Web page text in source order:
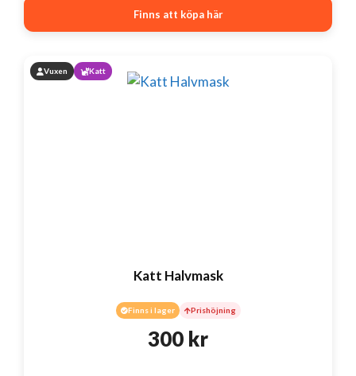
Finns att köpa här
Vuxen Katt
Katt Halvmask
Finns i lager Prishöjning
300 kr